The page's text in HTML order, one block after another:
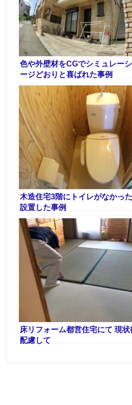
色や外壁材をCGでシミュレー
ージどおりと喜ばれた事例
木造住宅3階にトイレがなかっ
設置した事例
床リフォーム都営住宅にて 現状
配慮して